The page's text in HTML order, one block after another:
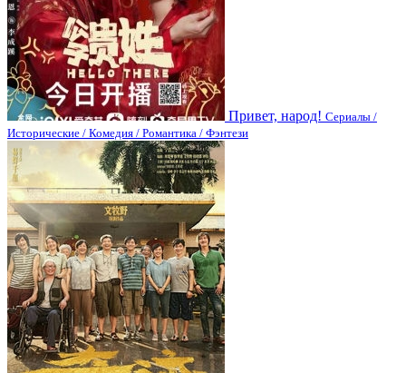
Привет, народ! Сериалы /
Исторические / Комедия / Романтика / Фэнтези